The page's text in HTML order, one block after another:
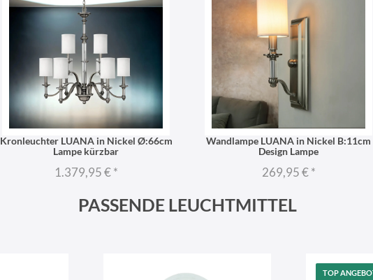
Kronleuchter LUANA in Nickel Ø:66cm
Lampe kürzbar
1.379,95 €*
Wandlampe LUANA in Nickel B:11cm
Design Lampe
269,95 €*
PASSENDE LEUCHTMITTEL
TOP